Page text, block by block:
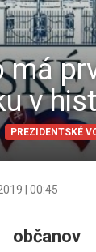
má
v
PREZIDENTSKÉ
| 00:45